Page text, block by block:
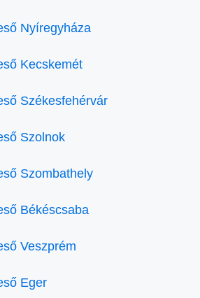
Nyíregyháza
Kecskemét
Székesfehérvár
Szolnok
Szombathely
Békéscsaba
Veszprém
Eger